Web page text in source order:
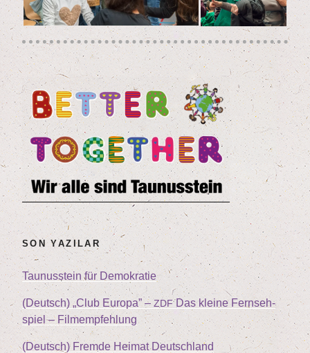
SON YAZILAR
Tau­nus­stein für Demokratie
(Deutsch)„Club Euro­pa” – ZDFDas klei­ne Fern­seh­
spiel – Filmempfehlung
(Deutsch) Frem­de Hei­mat Deutschland